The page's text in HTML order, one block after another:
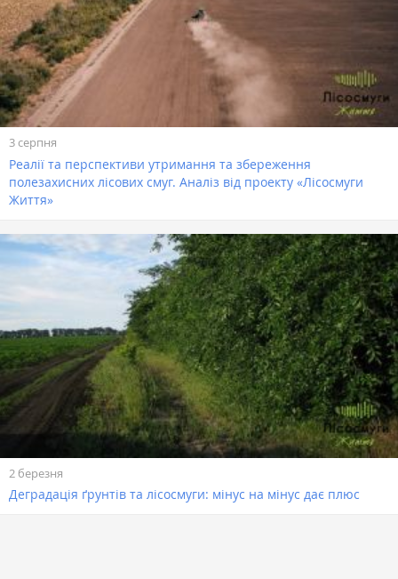
3 серпня
Реалії та перспективи утримання та збереження
полезахисних лісових смуг. Аналіз від проекту «Лісосмуги
Життя»
2 березня
Деградація ґрунтів та лісосмуги: мінус на мінус дає плюс